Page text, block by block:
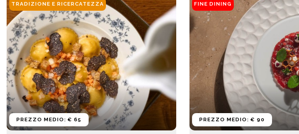
TRADIZIONE E RICERCATEZZA
PREZZO MEDIO: € 65
FINE DINING
PREZZO MEDIO: € 90